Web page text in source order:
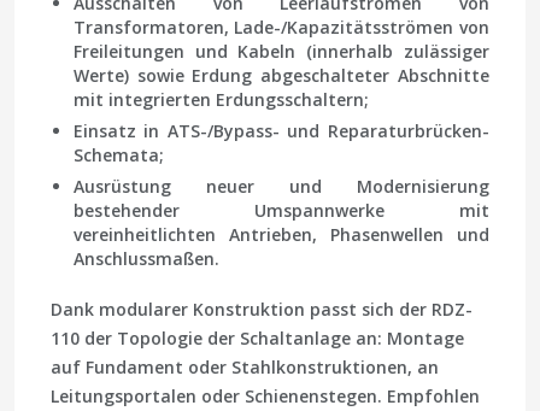
Transformatoren, Lade-/Kapazitätsströmen von
Freileitungen und Kabeln (innerhalb zulässiger
Werte) sowie Erdung abgeschalteter Abschnitte
mit integrierten Erdungsschaltern;
Einsatz in ATS-/Bypass- und Reparaturbrücken-
Schemata;
Ausrüstung neuer und Modernisierung
bestehender Umspannwerke mit
vereinheitlichten Antrieben, Phasenwellen und
Anschlussmaßen.
Dank modularer Konstruktion passt sich der RDZ-
110 der Topologie der Schaltanlage an: Montage
auf Fundament oder Stahlkonstruktionen, an
Leitungsportalen oder Schienenstegen. Empfohlen